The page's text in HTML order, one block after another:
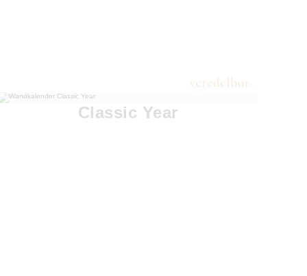
Classic Year